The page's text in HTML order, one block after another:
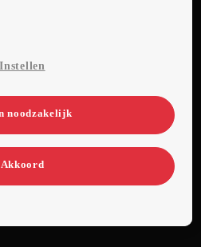
Instellen
noodzakelijk
Akkoord